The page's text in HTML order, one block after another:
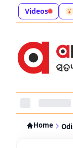
Videos
Home